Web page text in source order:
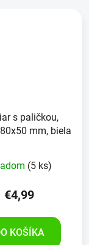
s paličkou,
mm, biela
hodnotenie
produktu
je
z
(5 ks)
€4,99
KOŠÍKA